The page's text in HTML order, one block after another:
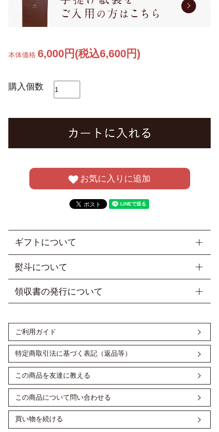
本体価格6,000円(税込6,600円)
購入個数
お気に入りに追加
ギフトについて
＜ ラッピング・梱包について ＞
す。
プレゼント包装ご希望の場合、ギフト用シールをお付けできま
■手提げ袋もご用意もしておりますので、ぜひご活用くださ
い。
※単品扇子（扇子袋なし）をお買い上げの方には、無料で差し
袋をおつけしておりますが、 セット扇子（扇子袋付き）の紙袋
は、2024年2月1日～有料とさせていただきます。
ご利用枚数分別途ご注文をお願いいたします。
●手提げ紙袋…1枚 110円（税込）
■包装は無料でご用意致します。
※リボン掛けは行っておりません。
熨斗について
料でお付けいたします。ご注文の際、「表書き」・「お名
前」・「内のし」又は「外のし」の3点のご指定を【備考欄】
※特にご要望がない場合は「内のし」でご用意いたします。箱
に熨斗をかけたあと、包装いたします。また、お名前のご指示
がない場合、ご注文者様のフルネームをお入れ致します。
縁起物として扇子を贈られる場合には、表書きを「寿恵廣(す
えひろ)」とされるのが多いです。扇を広げた形が末広がりを
意味し、幸せが末永く続きくようにという縁起の良い言葉で
す。
領収書の発行について
ご注文時、カート画面の備考欄に「領収書希望」「宛名」をご
記入ください。
宛名の記入がない場合は ご注文者様のお名前で発行いたしま
す。但書は、扇子代 と記載します。
領収書はお品物と同梱いたします。
お支払いに会員ポイントを使用した場合、ポイントを差し引い
た金額で領収書を発行いたします。
※ご注文者様とお届け先様が異なる場合でも、領収書の発行は
可能です。
原本を郵送または、メールで PDF ファイルを添付してお送り
いたしますので、備考欄にご記入ください。
＜ 銀行振込 ＞
ご利用ガイド
特定商取引法に基づく表記（返品等）
この商品を友達に教える
この商品について問い合わせる
買い物を続ける